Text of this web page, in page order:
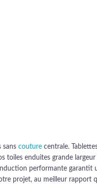
sans couture centrale.
enduites grande
performante
projet, au meilleur rapport